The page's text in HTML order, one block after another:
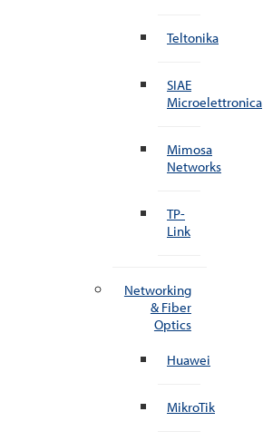
Teltonika
SIAE
Microelettronica
Mimosa
Networks
TP-
Link
Networking
& Fiber
Optics
Huawei
MikroTik